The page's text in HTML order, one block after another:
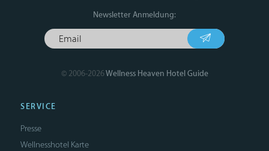
Newsletter Anmeldung:
© 2006-2026Wellness Heaven Hotel Guide
SERVICE
Presse
Wellnesshotel Karte